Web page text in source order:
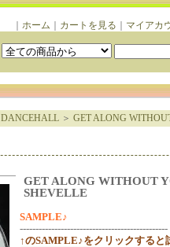
ホーム カートを見る マイアカ
DANCEHALL＞ GET ALONG
GET ALONG WITHOUT
SHEVELLE
SAMPLE♪
-----------------------------------------------
↑のSAMPLE♪をクリックすると